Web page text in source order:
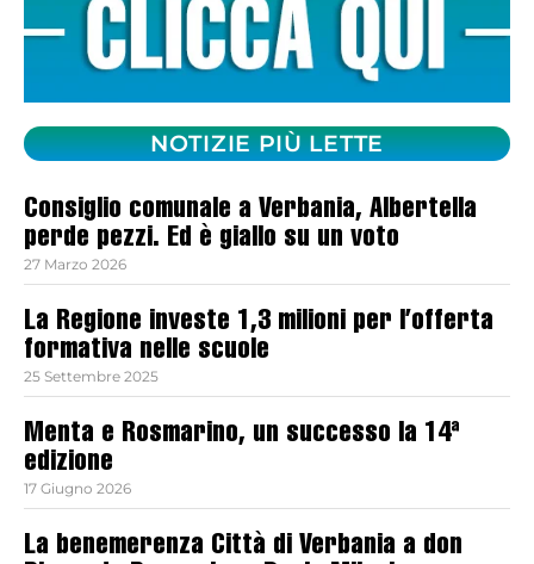
NOTIZIE PIÙ LETTE
Consiglio comunale a Verbania, Albertella
perde pezzi. Ed è giallo su un voto
27 Marzo 2026
La Regione investe 1,3 milioni per l’offerta
formativa nelle scuole
25 Settembre 2025
Menta e Rosmarino, un successo la 14ª
edizione
17 Giugno 2026
La benemerenza Città di Verbania a don